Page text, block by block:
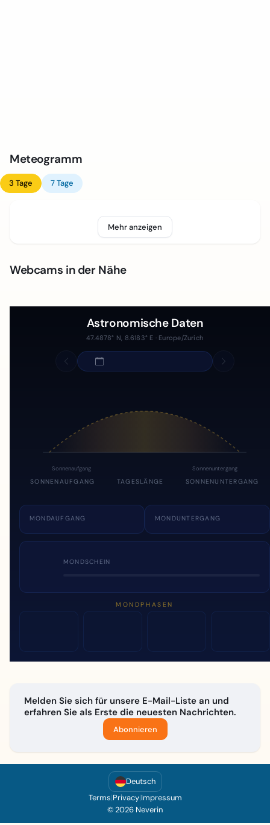
Meteogramm
3 Tage 7 Tage
Mehr anzeigen
Webcams in der Nähe
Astronomische Daten
47.4878° N, 8.6183° E · Europe/Zurich
Sonnenaufgang Sonnenuntergang
SONNENAUFGANG TAGESLÄNGE SONNENUNTERGANG
MONDAUFGANG MONDUNTERGANG
MONDSCHEIN
MONDPHASEN
Melden Sie sich für unsere E-Mail-Liste an und
erfahren Sie als Erste die neuesten Nachrichten.
Abonnieren
Deutsch
Terms|Privacy|Impressum
© 2026 Neverin